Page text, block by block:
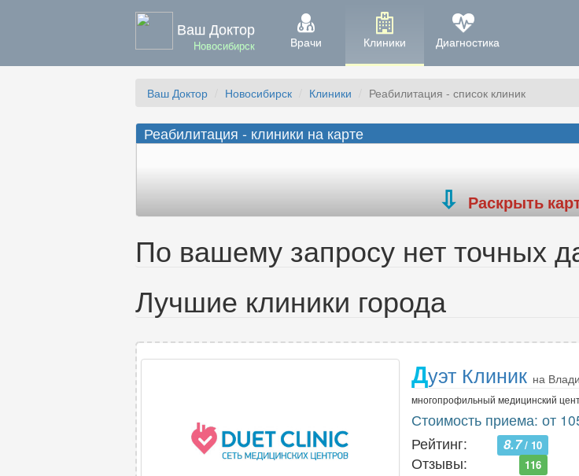
Ваш Доктор
Новосибирск Врачи Клиники Диагностика
Ваш Доктор Новосибирск Клиники Реабилитация - список клиник
Реабилитация - клиники на карте
Раскрыть
По вашему запросу нет точных
Лучшие клиники города
Дуэт Клиник на
многопрофильный медицинский
Стоимость приема: от
Рейтинг:
8.7/ 10
Отзывы: 116